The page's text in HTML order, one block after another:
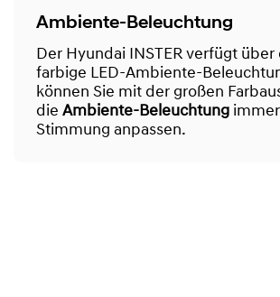
Ambiente-Beleuchtung
Der Hyundai INSTER verfügt über
farbige LED-Ambiente-
können Sie mit der großen
die Ambiente-Beleuchtung
Stimmung anpassen.